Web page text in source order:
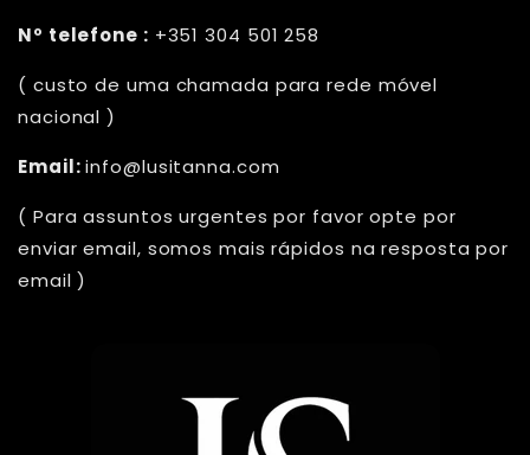
Nº telefone : +351 304 501 258
( custo de uma chamada para rede móvel
nacional )
Email:info@lusitanna.com
( Para assuntos urgentes por favor opte por
enviar email, somos mais rápidos na resposta por
email )